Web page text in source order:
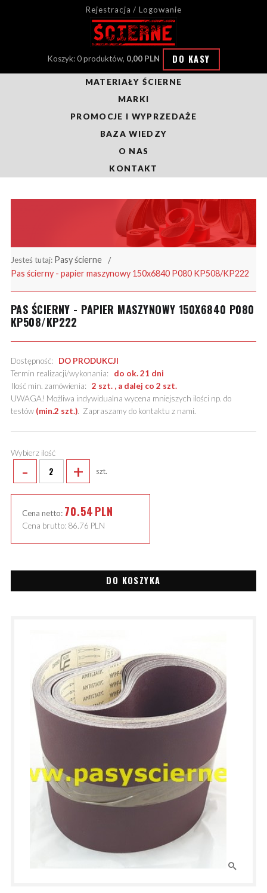
Rejestracja / Logowanie
Koszyk: 0 produktów, 0,00 PLN DO KASY
MATERIAŁY ŚCIERNE
MARKI
PROMOCJE I WYPRZEDAŻE
BAZA WIEDZY
O NAS
KONTAKT
Jesteś tutaj: Pasy ścierne
Pas ścierny - papier maszynowy 150x6840 P080 KP508/KP222
PAS ŚCIERNY - PAPIER MASZYNOWY 150X6840 P080
KP508/KP222
Dostępność: DO PRODUKCJI
Termin realizacji/wykonania: do ok. 21 dni
Ilość min. zamówienia: 2 szt. , a dalej co 2 szt.
UWAGA! Możliwa indywidualna wycena mniejszych ilości np. do
testów (min.2 szt.). Zapraszamy do kontaktu z nami.
Wybierz ilość
- + szt.
Cena netto: 70.54PLN
Cena brutto: 86.76 PLN
DO KOSZYKA